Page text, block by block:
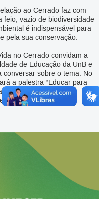
ao Cerrado faz com
feio, vazio de biodiversidade
é indispensável para
pela sua conservação.
no Cerrado convidam a
de Educação da UnB e
conversar sobre o tema. No
a palestra “Educar para
no canal de
certificado.